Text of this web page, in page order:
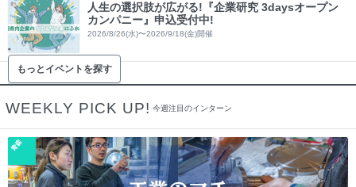
人生の選択肢が広がる!『企業研究 3daysオープン
カンパニー』申込受付中!
2026/8/26(水)〜2026/9/18(金)開催
もっとイベントを探す
WEEKLY PICK UP! 今週注目のインターン
青森